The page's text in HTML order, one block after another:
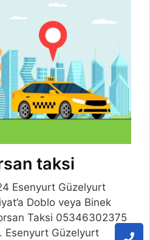
taksi
Esenyurt Güzelyurt
Doblo veya Binek
Taksi 05346302375
Esenyurt Güzelyurt